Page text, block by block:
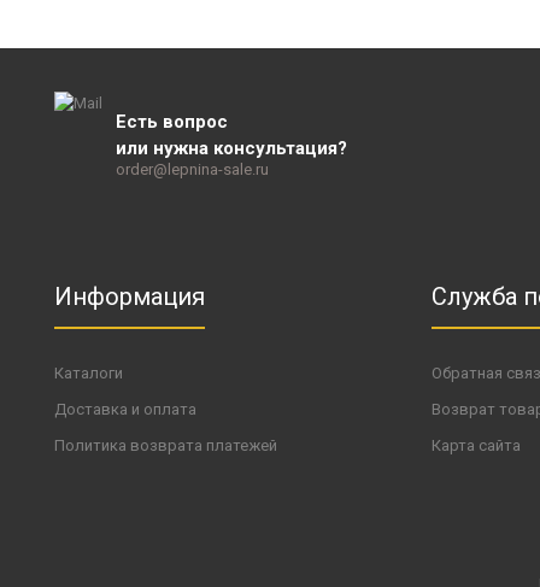
Есть вопрос
или нужна консультация?
order@lepnina-sale.ru
Информация
Каталоги
Доставка и оплата
Политика возврата платежей
Служба
Обратная
Возврат
Карта сайта